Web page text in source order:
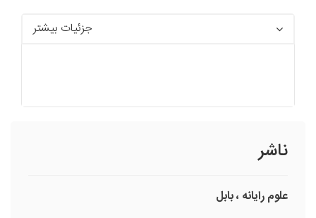
جزئیات بیشتر
ناشر
علوم‏ رايانه‏ ، بابل